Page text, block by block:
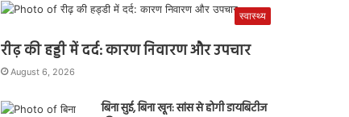
स्वास्थ्य
रीढ़ की हड्डी में दर्द: कारण निवारण और उपचार
August 6, 2026
बिना सुई, बिना खून: सांस से होगी डायबिटीज